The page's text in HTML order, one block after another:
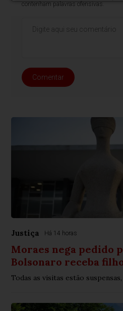
contenham palavras ofensivas.
Comentar
Justiça Há 14 horas
Moraes nega pedido
Bolsonaro receba
Todas as visitas estão